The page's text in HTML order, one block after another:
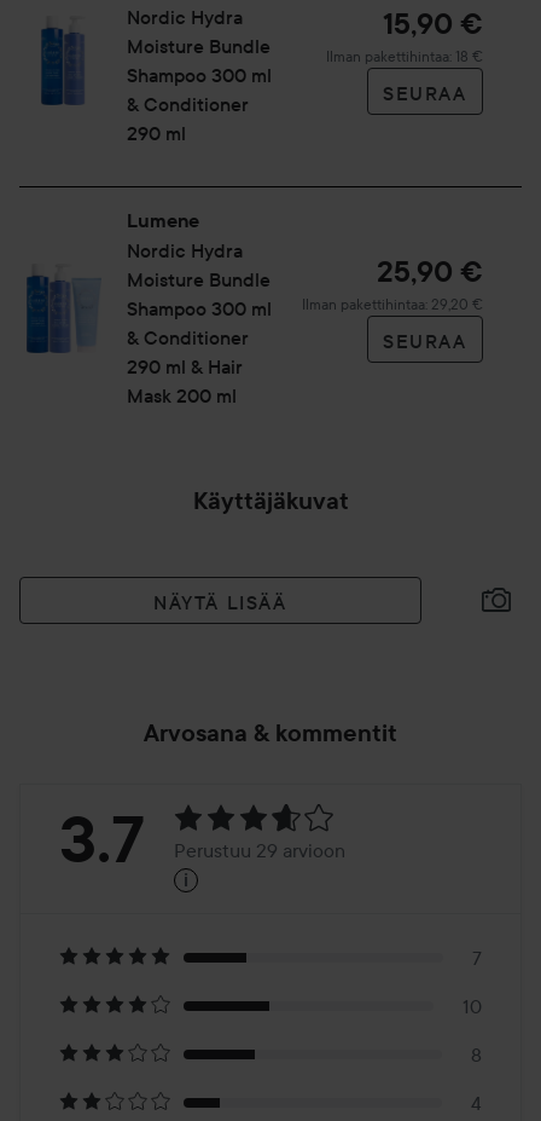
Nordic Hydra
Moisture Bundle
Shampoo 300 ml
& Conditioner
290 ml
15,90 €
Ilman pakettihintaa: 18 €
SEURAA
Lumene
Nordic Hydra
Moisture Bundle
Shampoo 300 ml
& Conditioner
290 ml & Hair
Mask 200 ml
25,90 €
Ilman pakettihintaa: 29,20 €
SEURAA
Käyttäjäkuvat
NÄYTÄ LISÄÄ
Arvosana & kommentit
Arvosana:
Perustuu
29
arvioon
3.7 Perustuu 29 arvioon
i
7
10
8
4